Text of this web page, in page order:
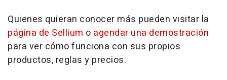
Quienes quieran conocer más pueden visitar la
página de Sellium o agendar una demostración
para ver cómo funciona con sus propios
productos, reglas y precios.